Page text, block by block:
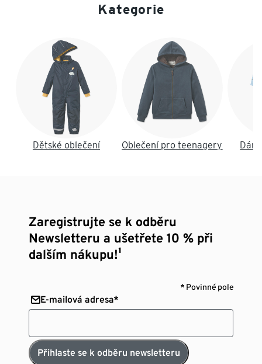
Kategorie
Dětské oblečení Oblečení pro teenagery
Zaregistrujte se k odběru
Newsletteru a ušetřete 10 % při
dalším nákupu!¹
* Povinné pole
E-mailová adresa*
Přihlaste se k odběru newsletteru